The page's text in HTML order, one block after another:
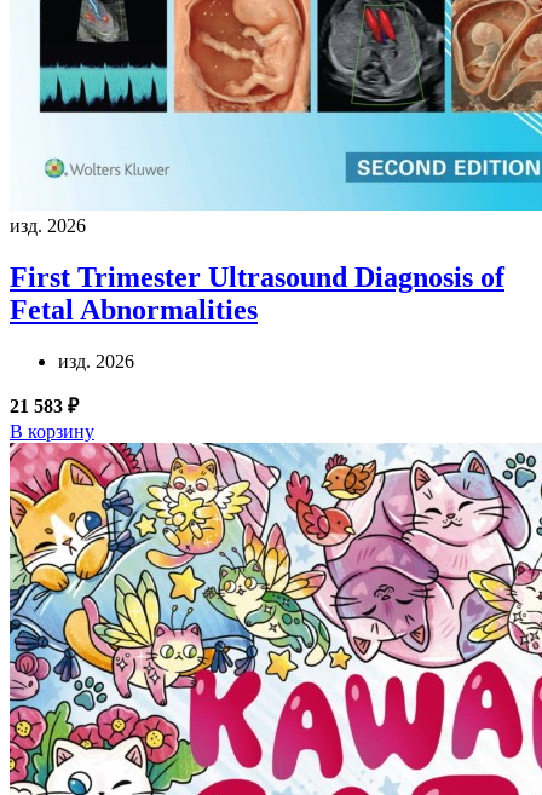
изд. 2026
First Trimester Ultrasound Diagnosis of
Fetal Abnormalities
изд. 2026
21 583 ₽
В корзину